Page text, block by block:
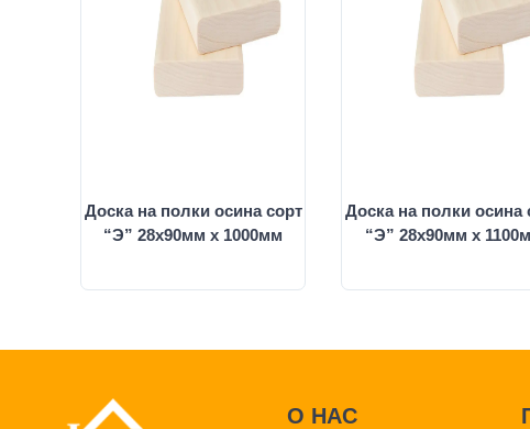
Доска на полки осина сорт
“Э” 28х90мм х 1000мм
Доска на полки осина
“Э” 28х90мм х
О НАС